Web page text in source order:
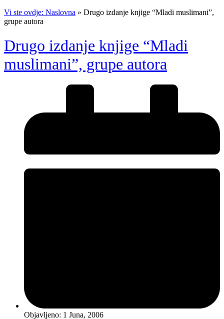
Vi ste ovdje: Naslovna » Drugo izdanje knjige “Mladi muslimani”,
grupe autora
Drugo izdanje knjige “Mladi
muslimani”, grupe autora
Objavljeno: 1 Juna, 2006